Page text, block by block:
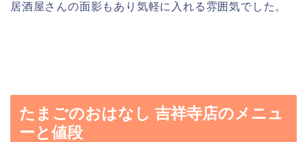
居酒屋さんの面影もあり気軽に入れる雰囲気でした。
たまごのおはなし 吉祥寺店のメニュ
ーと値段